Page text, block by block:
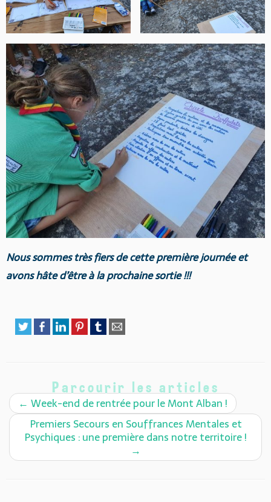
Nous sommes très fiers de cette première journée et
avons hâte d’être à la prochaine sortie !!!
Parcourir les articles
← Week-end de rentrée pour le Mont Alban !
Premiers Secours en Souffrances Mentales et
Psychiques : une première dans notre territoire !
→